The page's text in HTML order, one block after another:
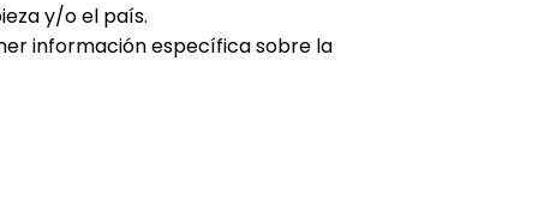
y/o el país.
información específica sobre la